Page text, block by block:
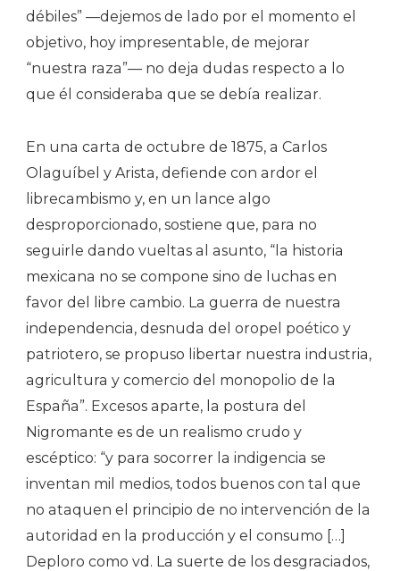
débiles” —dejemos de lado por el momento el
objetivo, hoy impresentable, de mejorar
“nuestra raza”— no deja dudas respecto a lo
que él consideraba que se debía realizar.
En una carta de octubre de 1875, a Carlos
Olaguíbel y Arista, defiende con ardor el
librecambismo y, en un lance algo
desproporcionado, sostiene que, para no
seguirle dando vueltas al asunto, “la historia
mexicana no se compone sino de luchas en
favor del libre cambio. La guerra de nuestra
independencia, desnuda del oropel poético y
patriotero, se propuso libertar nuestra industria,
agricultura y comercio del monopolio de la
España”. Excesos aparte, la postura del
Nigromante es de un realismo crudo y
escéptico: “y para socorrer la indigencia se
inventan mil medios, todos buenos con tal que
no ataquen el principio de no intervención de la
autoridad en la producción y el consumo […]
Deploro como vd. La suerte de los desgraciados,